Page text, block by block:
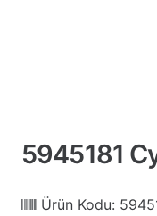
5945181
Ürün Kodu: